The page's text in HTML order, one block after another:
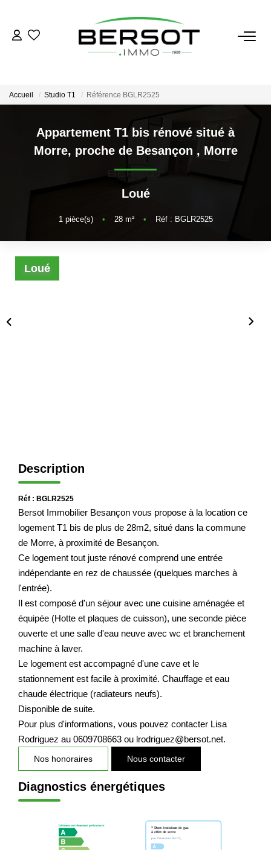
Acheter
Estimer
Vendre
Investissement
Nos Outils
Nos Partenaires
Nos Actualités
EXTRANET CLIENTS
Accueil Studio T1 Référence BGLR2525
Appartement T1 bis rénové situé à
Morre, proche de Besançon , Morre
Loué
1 pièce(s) • 28m² • Réf : BGLR2525
Loué
Description
Réf : BGLR2525
Bersot Immobilier Besançon vous propose à la location ce
logement T1 bis de plus de 28m2, situé dans la commune
de Morre, à proximité de Besançon.
Ce logement tout juste rénové comprend une entrée
indépendante en rez de chaussée (quelques marches à
l'entrée).
Il est composé d'un séjour avec une cuisine aménagée et
équipée (Hotte et plaques de cuisson), une seconde pièce
ouverte et une salle d'eau neuve avec wc et branchement
machine à laver.
Le logement est accompagné d'une cave et le
stationnement est facile à proximité. Chauffage et eau
chaude électrique (radiateurs neufs).
Disponible de suite.
Pour plus d'informations, vous pouvez contacter Lisa
Rodriguez au 0609708663 ou lrodriguez@bersot.net.
Nos honoraires Nous contacter
Diagnostics énergétiques